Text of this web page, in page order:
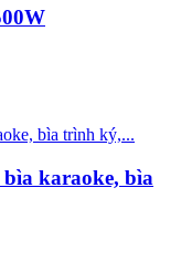
karaoke, bìa